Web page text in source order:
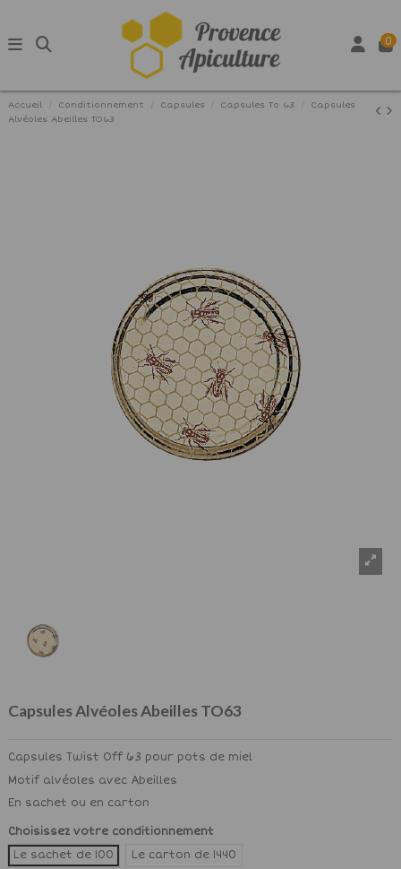
0
Accueil Conditionnement Capsules Capsules To 63
Capsules
Alvéoles Abeilles TO63
Capsules Alvéoles Abeilles TO63
Capsules Twist Off 63 pour pots de miel
Motif alvéoles avec Abeilles
En sachet ou en carton
Choisissez votre conditionnement
Le sachet de 100
Le carton de 1440